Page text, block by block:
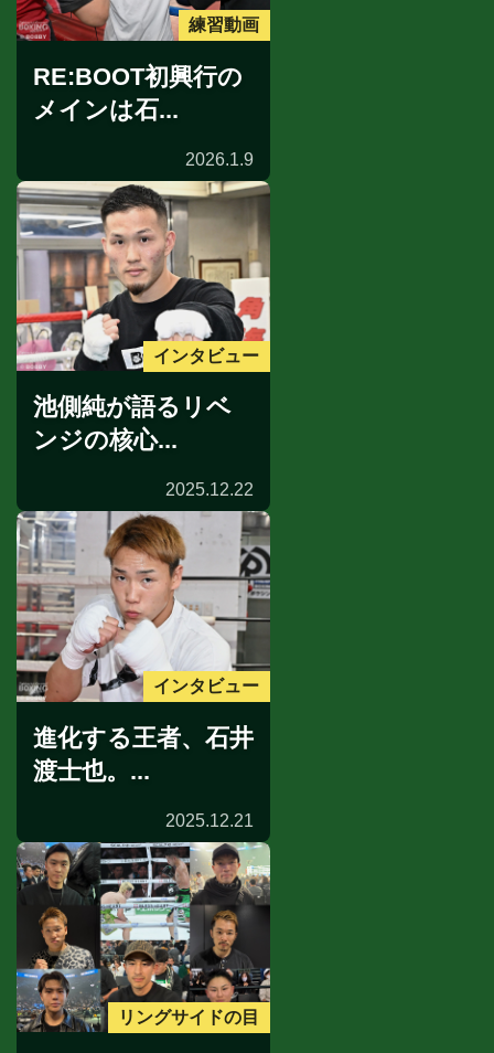
練習動画
RE:BOOT初興行の
メインは石...
2026.1.9
インタビュー
池側純が語るリベ
ンジの核心...
2025.12.22
インタビュー
進化する王者、石井
渡士也。...
2025.12.21
リングサイドの目